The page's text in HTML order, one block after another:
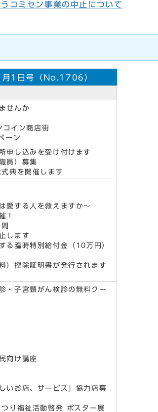
コミセン事業の中止について
1日号（No.1706）
せんか
イン商店街
ーン
申し込みを受け付けます
員）募集
典を開催します
する人を救えますか～
！
します
る臨時特別給付金（10万円）
）控除証明書が発行されます
・子宮頸がん検診の無料クー
向け講座
いお店、サービス」協力店募
り福祉活動啓発 ポスター展